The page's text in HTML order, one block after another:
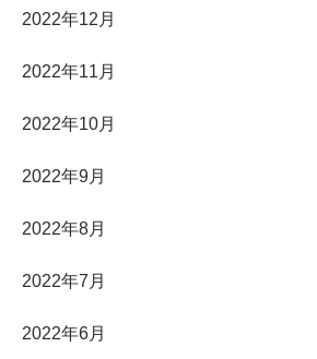
2022年12月
2022年11月
2022年10月
2022年9月
2022年8月
2022年7月
2022年6月